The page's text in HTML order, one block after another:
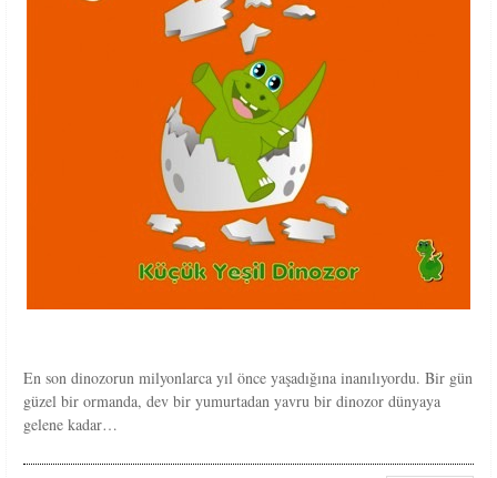
En son dinozorun milyonlarca yıl önce yaşadığına inanılıyordu. Bir gün
güzel bir ormanda, dev bir yumurtadan yavru bir dinozor dünyaya
gelene kadar…